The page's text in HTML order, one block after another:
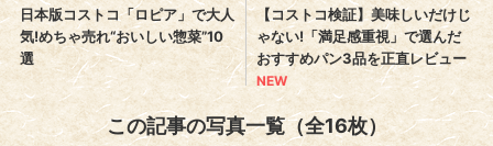
この記事の写真一覧（全16枚）